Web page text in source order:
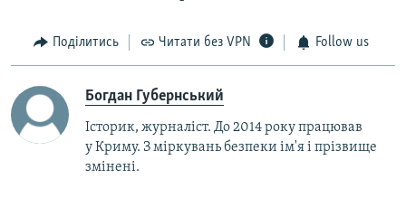
Поділитись Читати без VPN Follow us
Богдан Губернський
Історик, журналіст. До 2014 року працював
у Криму. З міркувань безпеки ім'я і прізвище
змінені.